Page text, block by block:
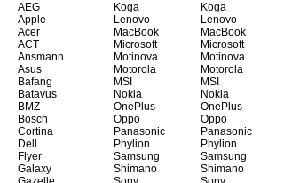
AEG
Apple
Acer
ACT
Ansmann
Asus
Bafang
Batavus
BMZ
Bosch
Cortina
Dell
Flyer
Galaxy
Koga
Lenovo
MacBook
Microsoft
Motinova
Motorola
MSI
Nokia
OnePlus
Oppo
Panasonic
Phylion
Samsung
Shimano
Koga
Lenovo
MacBook
Microsoft
Motinova
Motorola
MSI
Nokia
OnePlus
Oppo
Panasonic
Phylion
Samsung
Shimano